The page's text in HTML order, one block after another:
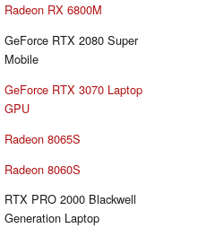
Radeon RX 6800M
GeForce RTX 2080 Super
Mobile
GeForce RTX 3070 Laptop
GPU
Radeon 8065S
Radeon 8060S
RTX PRO 2000 Blackwell
Generation Laptop